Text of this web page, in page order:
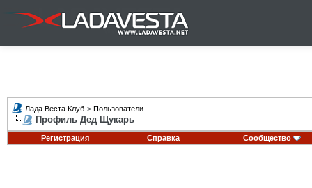
Лада Веста Клуб > Пользователи
Профиль Дед Щукарь
Регистрация Справка Сообщество